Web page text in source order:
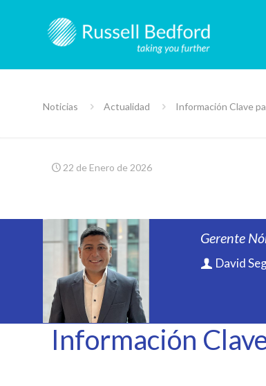
Noticias Actualidad Información Clave
22 de Enero de 2026
Gerente
David
Información